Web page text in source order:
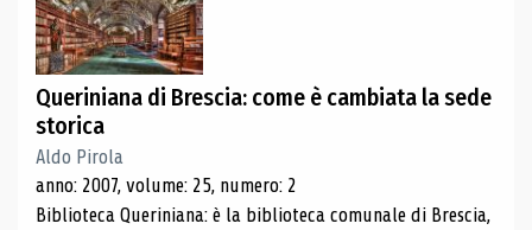
Queriniana di Brescia: come è cambiata la sede
storica
Aldo Pirola
anno: 2007, volume: 25, numero: 2
Biblioteca Queriniana: è la biblioteca comunale di Brescia,